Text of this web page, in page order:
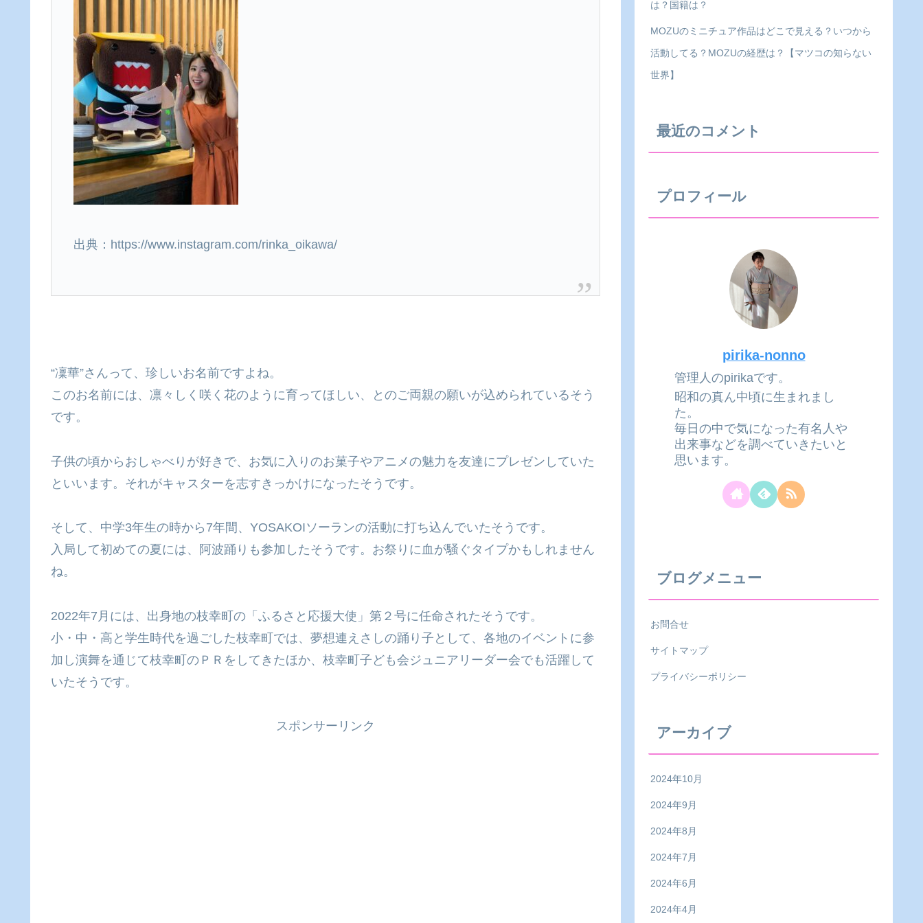
出典：https://www.instagram.com/rinka_oikawa/
“凜華”さんって、珍しいお名前ですよね。
このお名前には、凛々しく咲く花のように育ってほしい、とのご両親の願いが込められているそう
です。
子供の頃からおしゃべりが好きで、お気に入りのお菓子やアニメの魅力を友達にプレゼンしていた
といいます。それがキャスターを志すきっかけになったそうです。
そして、中学3年生の時から7年間、YOSAKOIソーランの活動に打ち込んでいたそうです。
入局して初めての夏には、阿波踊りも参加したそうです。お祭りに血が騒ぐタイプかもしれません
ね。
2022年7月には、出身地の枝幸町の「ふるさと応援大使」第２号に任命されたそうです。
小・中・高と学生時代を過ごした枝幸町では、夢想連えさしの踊り子として、各地のイベントに参
加し演舞を通じて枝幸町のＰＲをしてきたほか、枝幸町子ども会ジュニアリーダー会でも活躍して
いたそうです。
スポンサーリンク
は？国籍は？
MOZUのミニチュア作品はどこで見える？いつから
活動してる？MOZUの経歴は？【マツコの知らない
世界】
最近のコメント
プロフィール
pirika-nonno
管理人のpirikaです。
昭和の真ん中頃に生まれまし
た。
毎日の中で気になった有名人や
出来事などを調べていきたいと
思います。
ブログメニュー
お問合せ
サイトマップ
プライバシーポリシー
アーカイブ
2024年10月
2024年9月
2024年8月
2024年7月
2024年6月
2024年4月